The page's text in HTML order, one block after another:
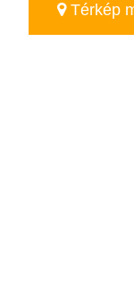
Térkép